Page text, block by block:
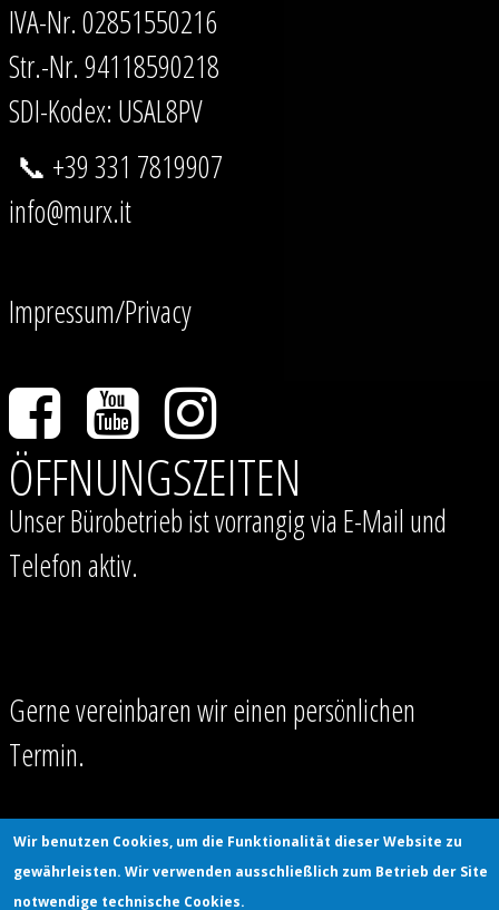
IVA-Nr. 02851550216
Str.-Nr. 94118590218
SDI-Kodex: USAL8PV
📞 +39 331 7819907
info@murx.it
Impressum/Privacy
ÖFFNUNGSZEITEN
Unser Bürobetrieb ist vorrangig via E-Mail und
Telefon aktiv.
Gerne vereinbaren wir einen persönlichen
Termin.
Wir benutzen Cookies, um die Funktionalität dieser Website zu
gewährleisten. Wir verwenden ausschließlich zum Betrieb der Site
notwendige technische Cookies.